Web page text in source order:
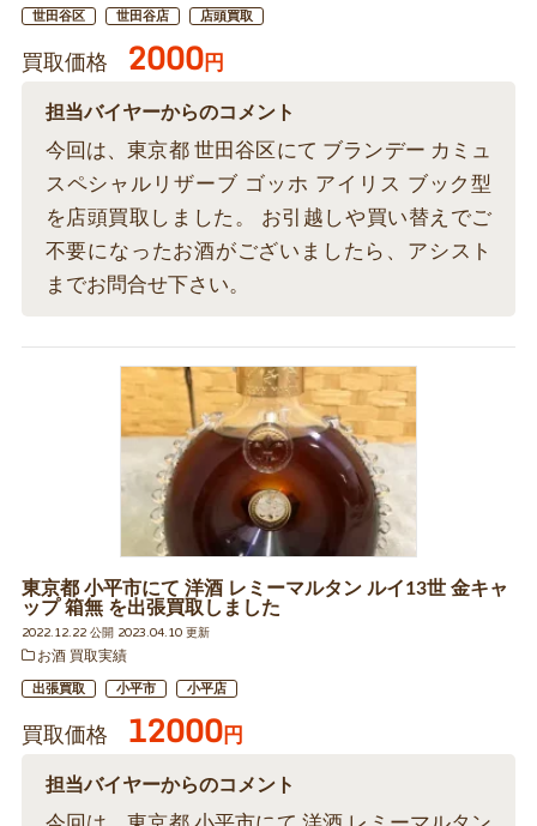
世田谷区 世田谷店 店頭買取
買取価格 2000円
担当バイヤーからのコメント
今回は、東京都 世田谷区にて ブランデー カミュ
スペシャルリザーブ ゴッホ アイリス ブック型
を店頭買取しました。 お引越しや買い替えでご
不要になったお酒がございましたら、アシスト
までお問合せ下さい。
東京都 小平市にて 洋酒 レミーマルタン ルイ13世 金キャ
ップ 箱無 を出張買取しました
2022.12.22 公開 2023.04.10 更新
お酒 買取実績
出張買取 小平市 小平店
買取価格 12000円
担当バイヤーからのコメント